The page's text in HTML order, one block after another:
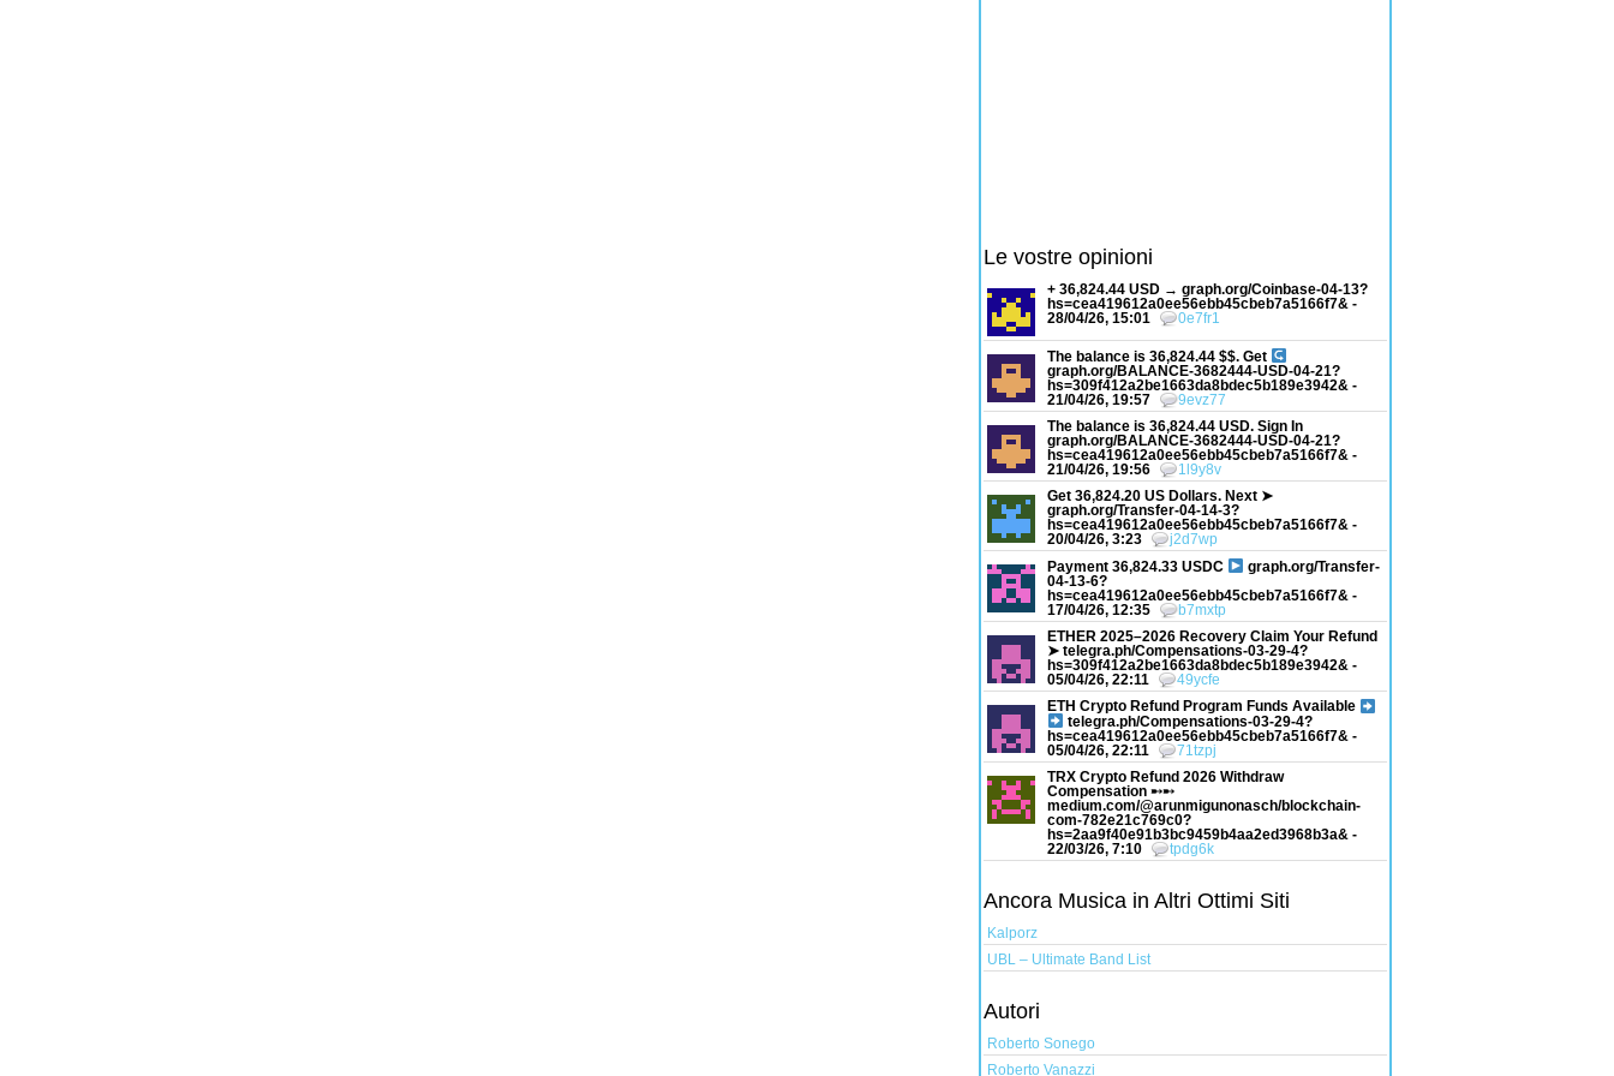
Le vostre opinioni
+ 36,824.44 USD → graph.org/Coinbase-04-13?
hs=cea419612a0ee56ebb45cbeb7a5166f7& -
28/04/26, 15:01
0e7fr1
The balance is 36,824.44 $$. Get
graph.org/BALANCE-3682444-USD-04-21?
hs=309f412a2be1663da8bdec5b189e3942& -
21/04/26, 19:57
9evz77
The balance is 36,824.44 USD. Sign In
graph.org/BALANCE-3682444-USD-04-21?
hs=cea419612a0ee56ebb45cbeb7a5166f7& -
21/04/26, 19:56
1l9y8v
Get 36,824.20 US Dollars. Next ➤
graph.org/Transfer-04-14-3?
hs=cea419612a0ee56ebb45cbeb7a5166f7& -
20/04/26, 3:23
j2d7wp
Payment 36,824.33 USDC
graph.org/Transfer-
04-13-6?
hs=cea419612a0ee56ebb45cbeb7a5166f7& -
17/04/26, 12:35
b7mxtp
ETHER 2025–2026 Recovery Claim Your Refund
➤ telegra.ph/Compensations-03-29-4?
hs=309f412a2be1663da8bdec5b189e3942& -
05/04/26, 22:11
49ycfe
ETH Crypto Refund Program Funds Available
telegra.ph/Compensations-03-29-4?
hs=cea419612a0ee56ebb45cbeb7a5166f7& -
05/04/26, 22:11
71tzpj
TRX Crypto Refund 2026 Withdraw
Compensation ➸➸
medium.com/@arunmigunonasch/blockchain-
com-782e21c769c0?
hs=2aa9f40e91b3bc9459b4aa2ed3968b3a& -
22/03/26, 7:10
tpdg6k
Ancora Musica in Altri Ottimi Siti
Kalporz
UBL – Ultimate Band List
Autori
Roberto Sonego
Roberto Vanazzi